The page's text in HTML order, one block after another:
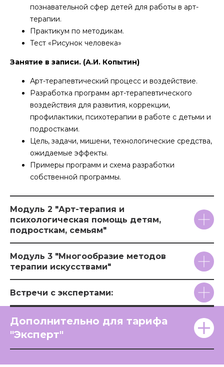
познавательной сфер детей для работы в арт-
терапии.
Практикум по методикам.
Тест «Рисунок человека»
Занятие в записи. (А.И. Копытин)
Арт-терапевтический процесс и воздействие.
Разработка программ арт-терапевтического
воздействия для развития, коррекции,
профилактики, психотерапии в работе с детьми и
подростками.
Цель, задачи, мишени, технологические средства,
ожидаемые эффекты.
Примеры программ и схема разработки
собственной программы.
Модуль 2 "Арт-терапия и
психологическая помощь детям,
подросткам, семьям"
Модуль 3 "Многообразие методов
терапии искусствами"
Встречи с экспертами:
Дополнительно для тарифа
"Эксперт"